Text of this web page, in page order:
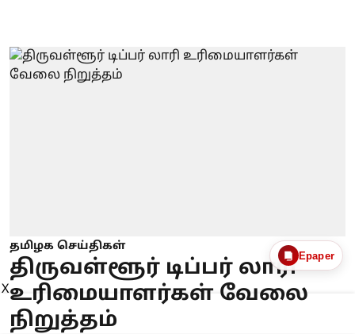
தமிழக செய்திகள்
திருவள்ளூர் டிப்பர் லாரி
உரிமையாளர்கள் வேலை
நிறுத்தம்
Epaper
X